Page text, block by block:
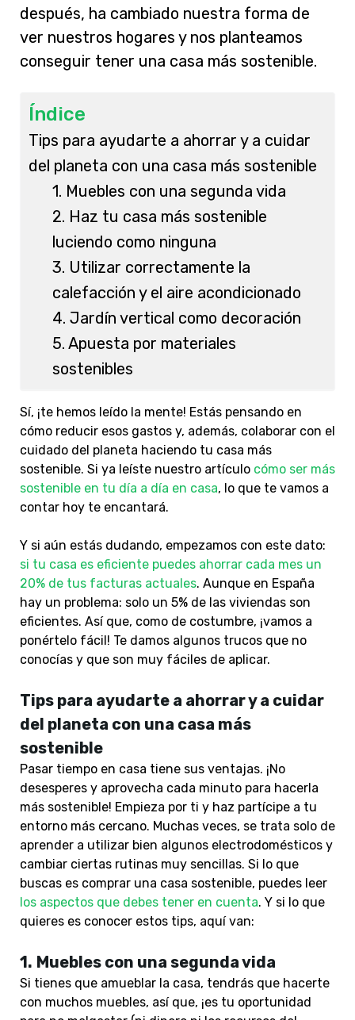
después, ha cambiado nuestra forma de
ver nuestros hogares y nos planteamos
conseguir tener una casa más sostenible.
Índice
Tips para ayudarte a ahorrar y a cuidar
del planeta con una casa más sostenible
1. Muebles con una segunda vida
2. Haz tu casa más sostenible
luciendo como ninguna
3. Utilizar correctamente la
calefacción y el aire acondicionado
4. Jardín vertical como decoración
5. Apuesta por materiales
sostenibles
Sí, ¡te hemos leído la mente! Estás pensando en
cómo reducir esos gastos y, además, colaborar con el
cuidado del planeta haciendo tu casa más
sostenible. Si ya leíste nuestro artículo cómo ser más
sostenible en tu día a día en casa, lo que te vamos a
contar hoy te encantará.
Y si aún estás dudando, empezamos con este dato:
si tu casa es eficiente puedes ahorrar cada mes un
20% de tus facturas actuales. Aunque en España
hay un problema: solo un 5% de las viviendas son
eficientes. Así que, como de costumbre, ¡vamos a
ponértelo fácil! Te damos algunos trucos que no
conocías y que son muy fáciles de aplicar.
Tips para ayudarte a ahorrar y a cuidar
del planeta con una casa más
sostenible
Pasar tiempo en casa tiene sus ventajas. ¡No
desesperes y aprovecha cada minuto para hacerla
más sostenible! Empieza por ti y haz partícipe a tu
entorno más cercano. Muchas veces, se trata solo de
aprender a utilizar bien algunos electrodomésticos y
cambiar ciertas rutinas muy sencillas. Si lo que
buscas es comprar una casa sostenible, puedes leer
los aspectos que debes tener en cuenta. Y si lo que
quieres es conocer estos tips, aquí van:
1. Muebles con una segunda vida
Si tienes que amueblar la casa, tendrás que hacerte
con muchos muebles, así que, ¡es tu oportunidad